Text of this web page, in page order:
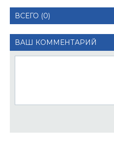
ВСЕГО (0)
ВАШ КОММЕНТАРИЙ